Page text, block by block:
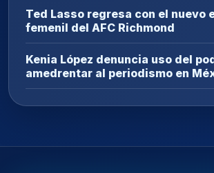
Ted Lasso regresa con el nuevo
femenil del AFC Richmond
Kenia López denuncia uso del
amedrentar al periodismo en